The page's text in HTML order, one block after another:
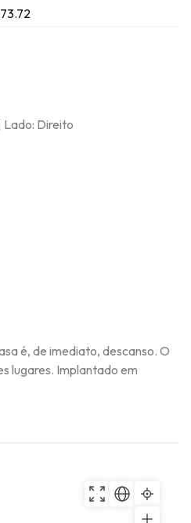
Lado: Direito
é, de imediato, descanso. O
lugares. Implantado em